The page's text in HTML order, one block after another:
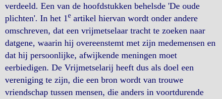
verdeeld. Een van de hoofdstukken behelsde 'De oude
plichten'. In het 1e artikel hiervan wordt onder andere
omschreven, dat een vrijmetselaar tracht te zoeken naar
datgene, waarin hij overeenstemt met zijn medemensen en
dat hij persoonlijke, afwijkende meningen moet
eerbiedigen. De Vrijmetselarij heeft dus als doel een
vereniging te zijn, die een bron wordt van trouwe
vriendschap tussen mensen, die anders in voortdurende